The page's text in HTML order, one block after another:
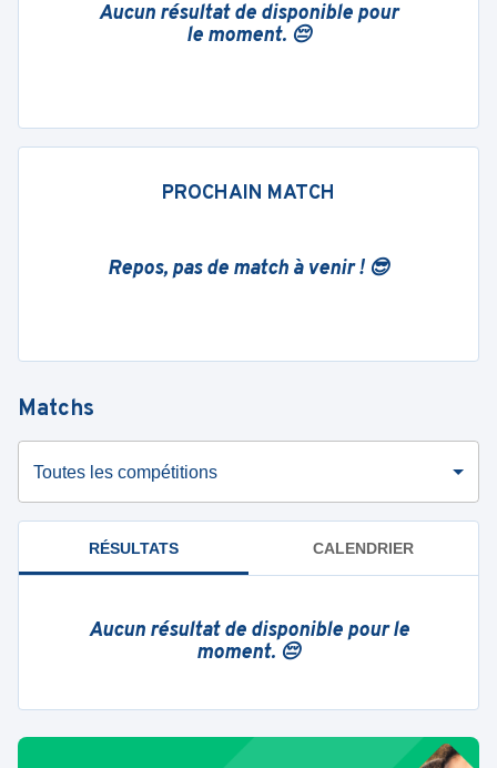
Aucun résultat de disponible pour
le moment. 😔
PROCHAIN MATCH
Repos, pas de match à venir ! 😎
Matchs
Toutes les compétitions
RÉSULTATS CALENDRIER
Aucun résultat de disponible pour le
moment. 😔